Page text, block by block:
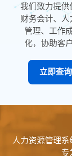
我们致力提
财务会计、
管理、工作
化，协助客
立即查询
人力资源管理
专